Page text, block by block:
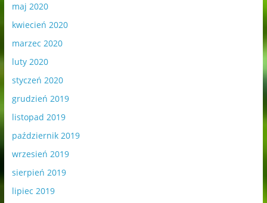
maj 2020
kwiecień 2020
marzec 2020
luty 2020
styczeń 2020
grudzień 2019
listopad 2019
październik 2019
wrzesień 2019
sierpień 2019
lipiec 2019